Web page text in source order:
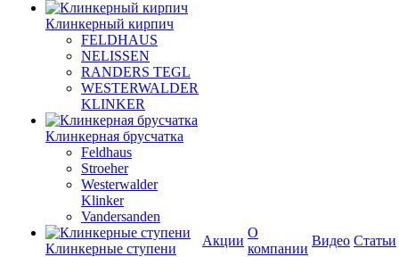
Клинкерный кирпич
FELDHAUS
NELISSEN
RANDERS TEGL
WESTERWALDER
KLINKER
Клинкерная брусчатка
Feldhaus
Stroeher
Westerwalder
Klinker
Vandersanden
Клинкерные ступени
Акции
О
компании
Видео Статьи